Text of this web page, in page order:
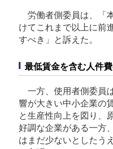
労働者側委員は、「
けてこれまで以上に前
すべき」と訴えた。
最低賃金を含む人件
一方、使用者側委員
響が大きい中小企業の
と生産性向上を図り、
好調な企業がある一方
はまだ少ないとしたう